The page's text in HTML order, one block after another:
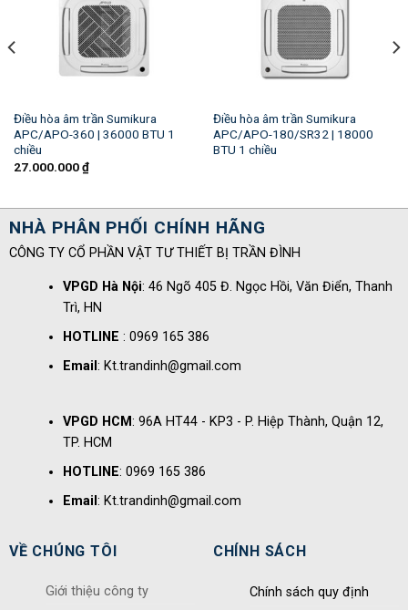
Điều hòa âm trần Sumikura
APC/APO-360 | 36000 BTU 1
chiều
27.000.000₫
Điều hòa âm trần Sumikura
APC/APO-180/SR32 | 18000
BTU 1 chiều
NHÀ PHÂN PHỐI CHÍNH HÃNG
CÔNG TY CỔ PHẦN VẬT TƯ THIẾT BỊ TRẦN ĐÌNH
VPGD Hà Nội: 46 Ngõ 405 Đ. Ngọc Hồi, Văn Điển, Thanh
Trì, HN
HOTLINE : 0969 165 386
Email : Kt.trandinh@gmail.com
VPGD HCM: 96A HT44 - KP3 - P. Hiệp Thành, Quận 12,
TP. HCM
HOTLINE: 0969 165 386
Email : Kt.trandinh@gmail.com
VỀ CHÚNG TÔI
Giới thiệu công ty
CHÍNH SÁCH
Chính sách quy định